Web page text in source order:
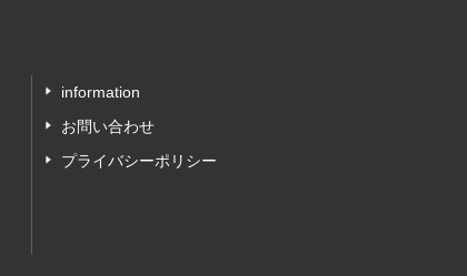
information
お問い合わせ
プライバシーポリシー